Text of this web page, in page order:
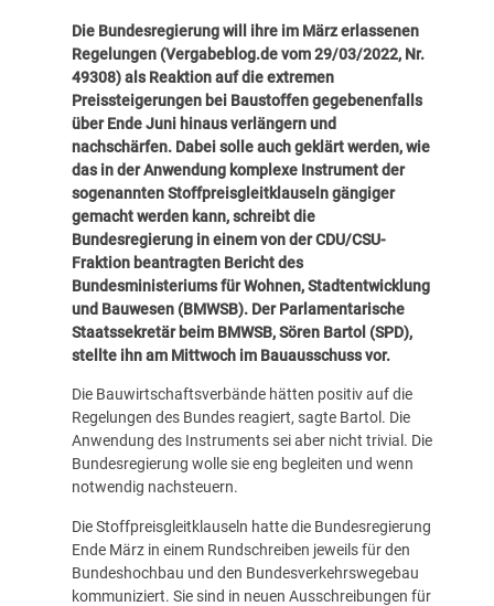
Die Bundesregierung will ihre im März erlassenen
Regelungen (Vergabeblog.de vom 29/03/2022, Nr.
49308) als Reaktion auf die extremen
Preissteigerungen bei Baustoffen gegebenenfalls
über Ende Juni hinaus verlängern und
nachschärfen. Dabei solle auch geklärt werden, wie
das in der Anwendung komplexe Instrument der
sogenannten Stoffpreisgleitklauseln gängiger
gemacht werden kann,schreibt die
Bundesregierung in einem von der CDU/CSU-
Fraktion beantragten Bericht des
Bundesministeriums für Wohnen, Stadtentwicklung
und Bauwesen (BMWSB). Der Parlamentarische
Staatssekretär beim BMWSB, Sören Bartol (SPD),
stellte ihn am Mittwoch im Bauausschuss vor.
Die Bauwirtschaftsverbände hätten positiv auf die
Regelungen des Bundes reagiert, sagte Bartol. Die
Anwendung des Instruments sei aber nicht trivial. Die
Bundesregierung wolle sie eng begleiten und wenn
notwendig nachsteuern.
Die Stoffpreisgleitklauseln hatte die Bundesregierung
Ende März in einem Rundschreiben jeweils für den
Bundeshochbau und den Bundesverkehrswegebau
kommuniziert. Sie sind in neuen Ausschreibungen für